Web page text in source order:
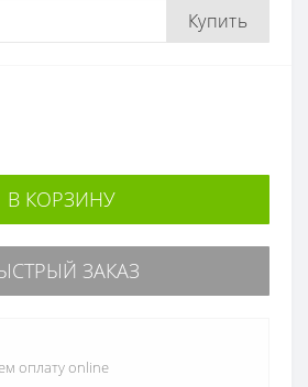
Купить
В КОРЗИНУ
ЗАКАЗ
оплату online